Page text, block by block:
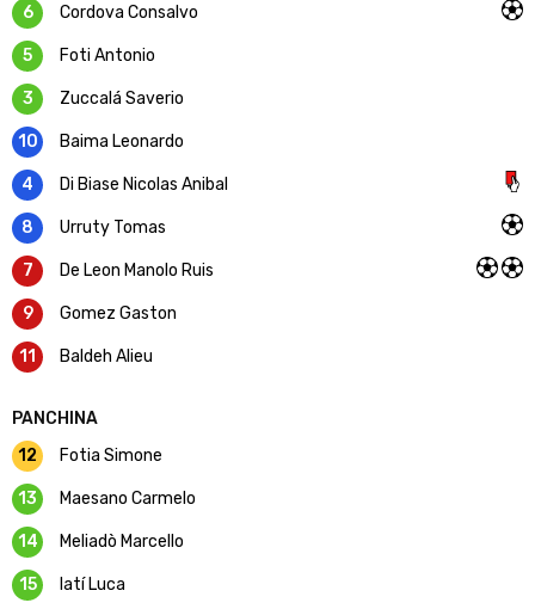
6 Cordova Consalvo
5 Foti Antonio
3 Zuccalá Saverio
10 Baima Leonardo
4 Di Biase Nicolas Anibal
8 Urruty Tomas
7 De Leon Manolo Ruis
9 Gomez Gaston
11 Baldeh Alieu
PANCHINA
12
Fotia Simone
13 Maesano Carmelo
14 Meliadò Marcello
15 Iatí Luca